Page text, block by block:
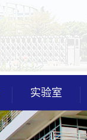
实验室